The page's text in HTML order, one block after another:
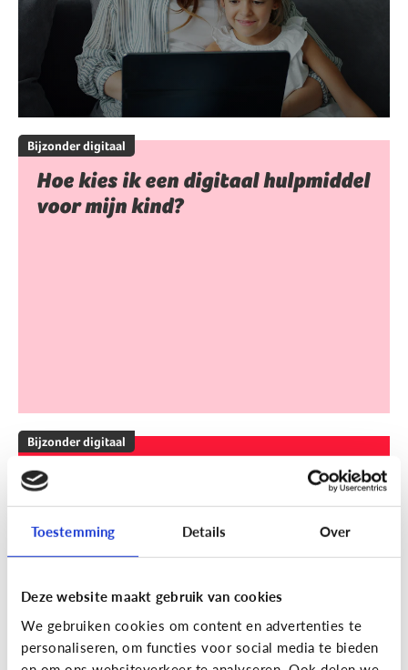
Toestemming Details Over
Deze website maakt gebruik van cookies
We gebruiken cookies om content en advertenties te
personaliseren, om functies voor social media te bieden
Bijzonder digitaal
Hoe kies ik een digitaal hulpmiddel
voor mijn kind?
Bijzonder digitaal
Mijn kind is slechthorend of doof.
Welke apps of toepassingen
kunnen helpen?